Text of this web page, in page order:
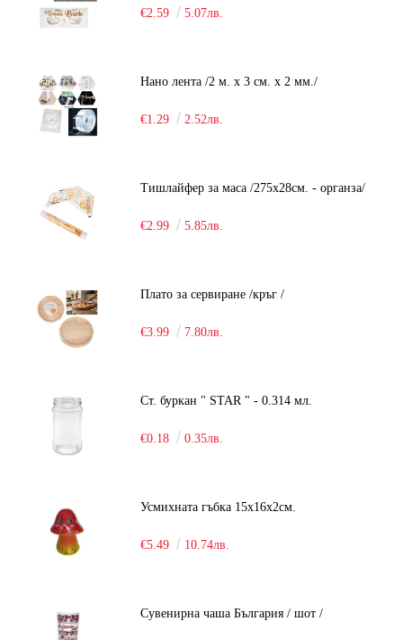
€2.59
5.07лв.
Нано лента /2 м. х 3 см. х 2 мм./
€1.29 2.52лв.
Тишлайфер за маса /275х28см. - органза/
€2.99 5.85лв.
Плато за сервиране /кръг /
€3.99 7.80лв.
Ст. буркан " STAR " - 0.314 мл.
€0.18 0.35лв.
Усмихната гъбка 15х16х2см.
€5.49 10.74лв.
Сувенирна чаша България / шот /